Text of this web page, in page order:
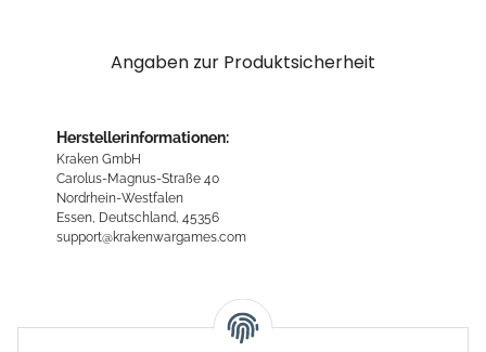
Angaben zur Produktsicherheit
Herstellerinformationen:
Kraken GmbH
Carolus-Magnus-Straße 40
Nordrhein-Westfalen
Essen, Deutschland, 45356
support@krakenwargames.com